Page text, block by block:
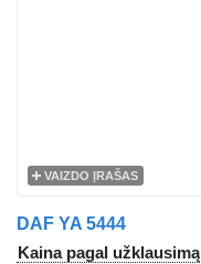
VAIZDO ĮRAŠAS
DAF YA 5444
Kaina pagal užklausimą